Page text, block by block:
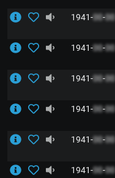
1941-00-00
1941-00-00
1941-00-00
1941-00-00
1941-00-00
1941-00-00